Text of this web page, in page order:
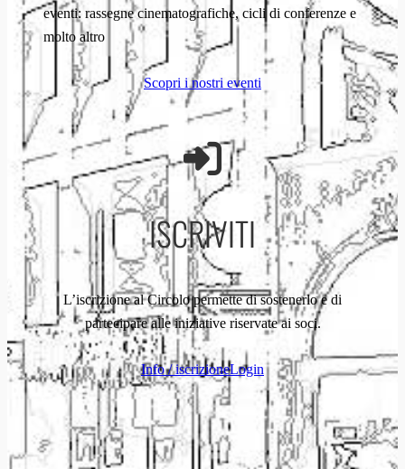
eventi: rassegne cinematografiche, cicli di conferenze e
molto altro
Scopri i nostri eventi
ISCRIVITI
L’iscrizione al Circolo permette di sostenerlo e di
partecipare alle iniziative riservate ai soci.
Info / iscrizioneLogin